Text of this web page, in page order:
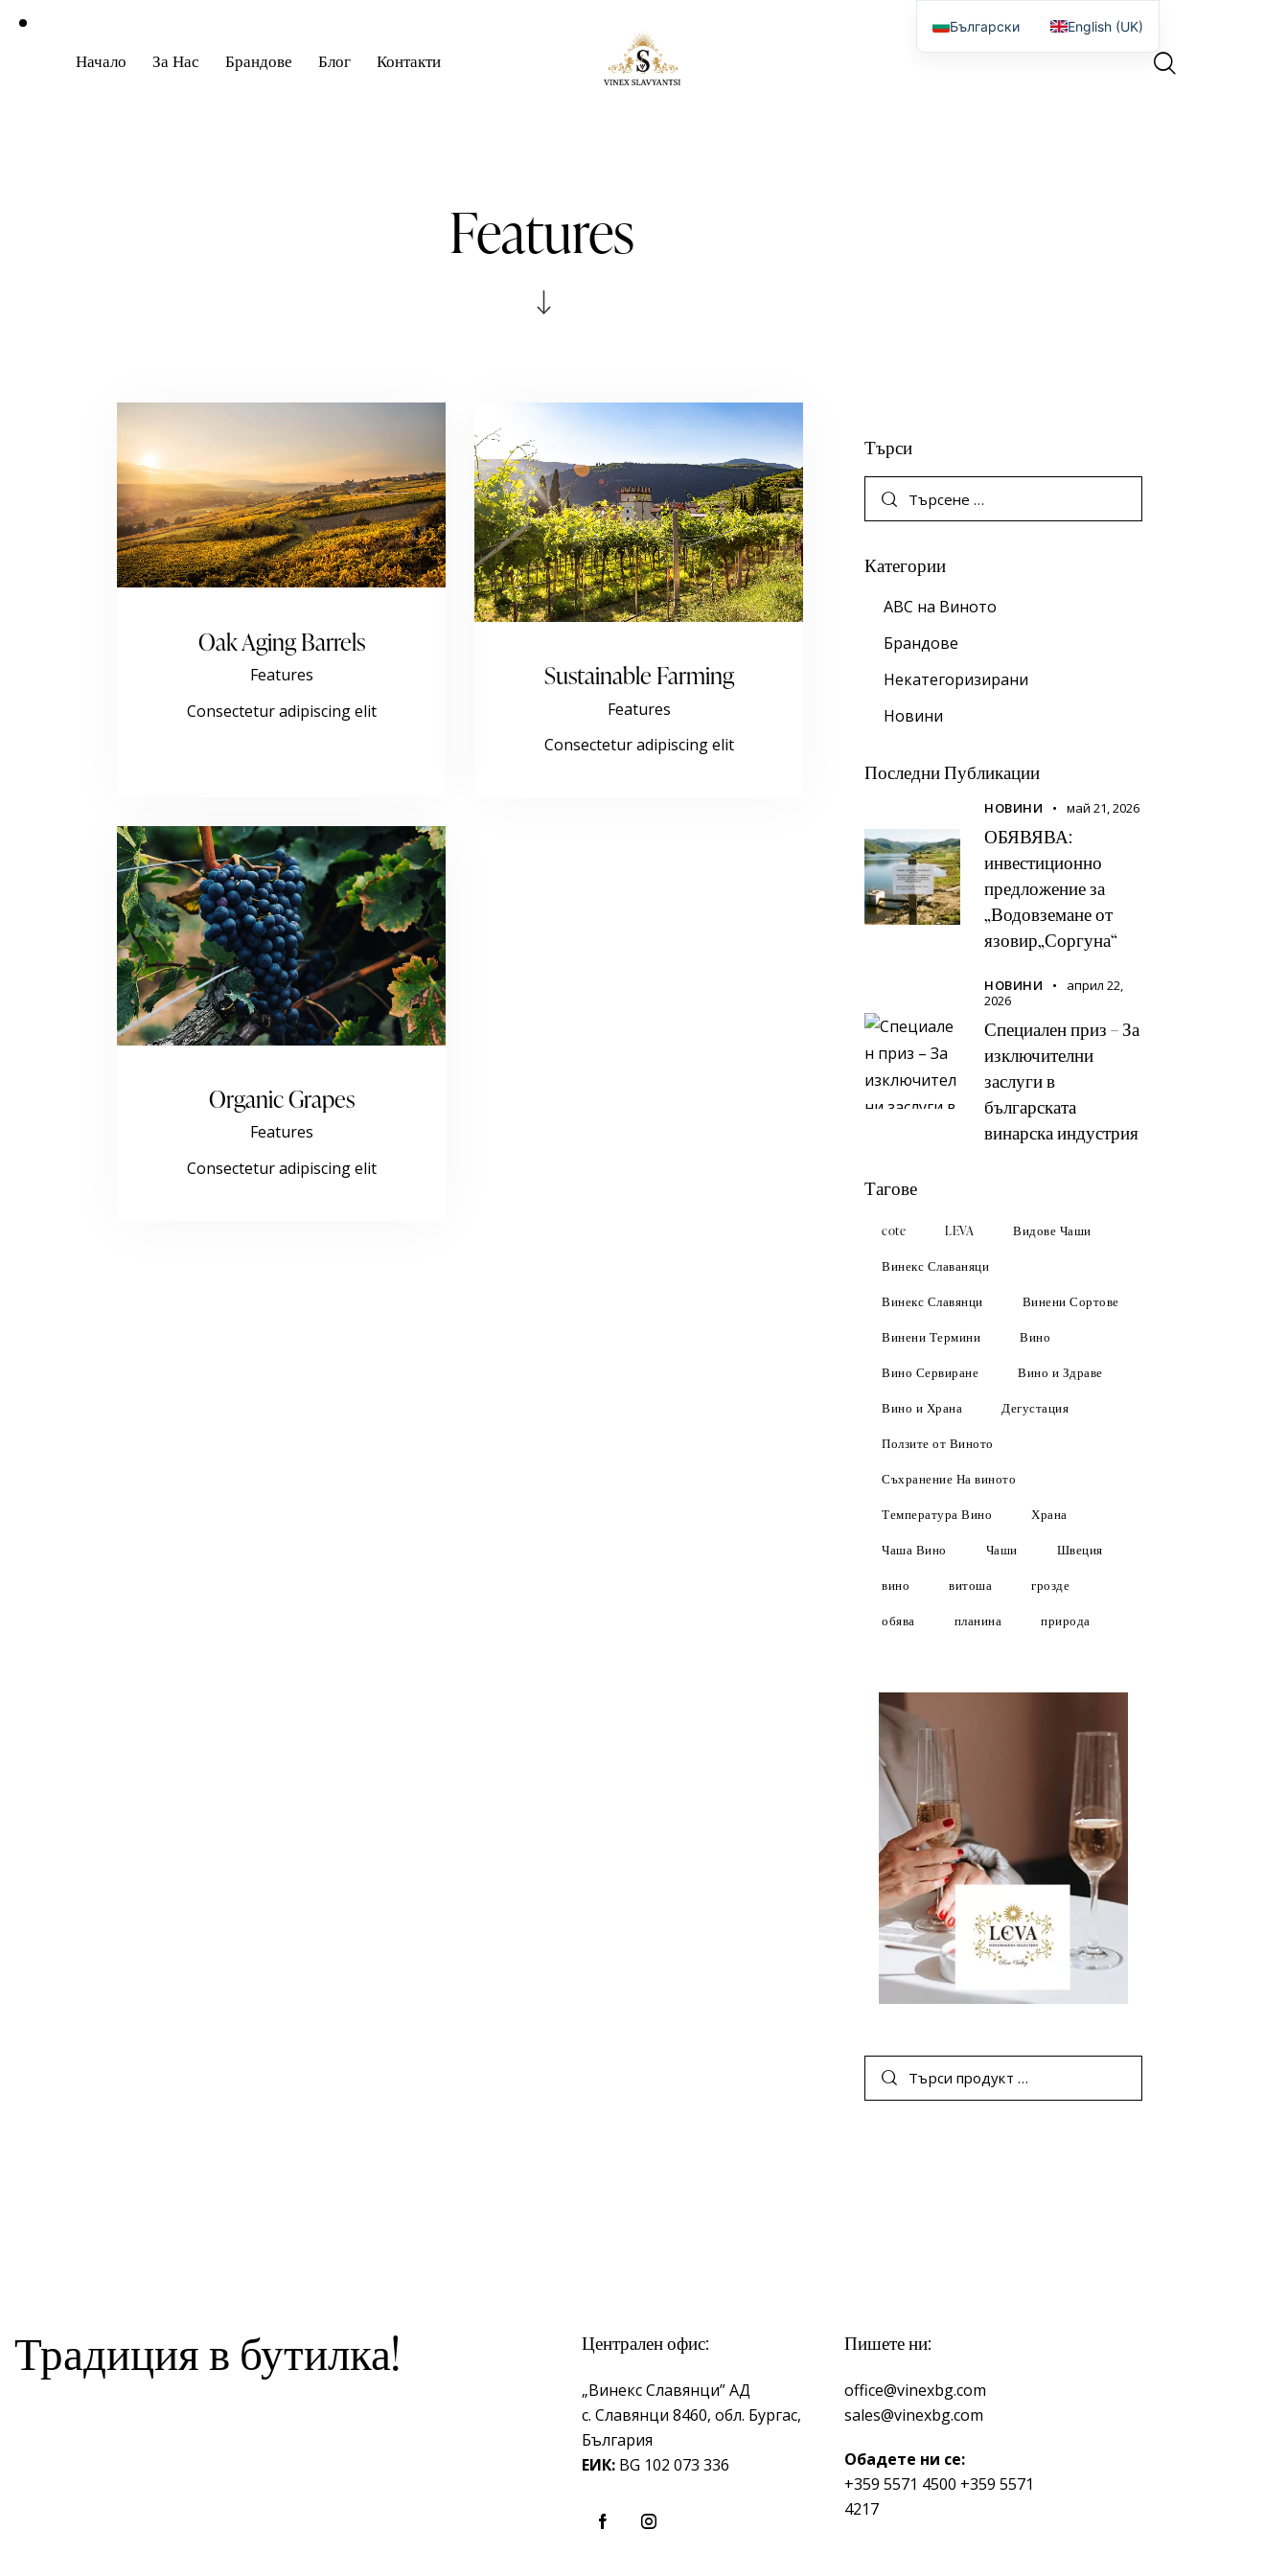
Начало За Нас Брандове Блог Контакти
Features
Oak Aging Barrels
Features
Consectetur adipiscing elit
Sustainable Farming
Features
Consectetur adipiscing elit
Organic Grapes
Features
Consectetur adipiscing elit
Търси
Категории
ABC на Виното
Брандове
Некатегоризирани
Новини
Последни Публикации
НОВИНИ май 21, 2026
ОБЯВЯВА:
инвестиционно
предложение за
„Водовземане от
язовир„Соргуна“
НОВИНИ
април 22,
2026
Специален приз – За
изключителни
заслуги в
българската
винарска индустрия
Тагове
cote LEVA Видове Чаши
Винекс Славаняци
Винекс Славянци Винени Сортове
Винени Термини Вино
Вино Сервиране Вино и Здраве
Вино и Храна Дегустация
Ползите от Виното
Съхранение На виното
Температура Вино Храна
Чаша Вино Чаши Швеция
вино витоша грозде
обява планина природа
Традиция в бутилка! Централен офис:
„Винекс Славянци” АД
с.Славянци 8460,обл. Бургас,
България
ЕИК: BG 102 073 336
Пишете ни:
office@vinexbg.com
sales@vinexbg.com
Обадете ни се:
+359 5571 4500 +359 5571
4217
Български English (UK)